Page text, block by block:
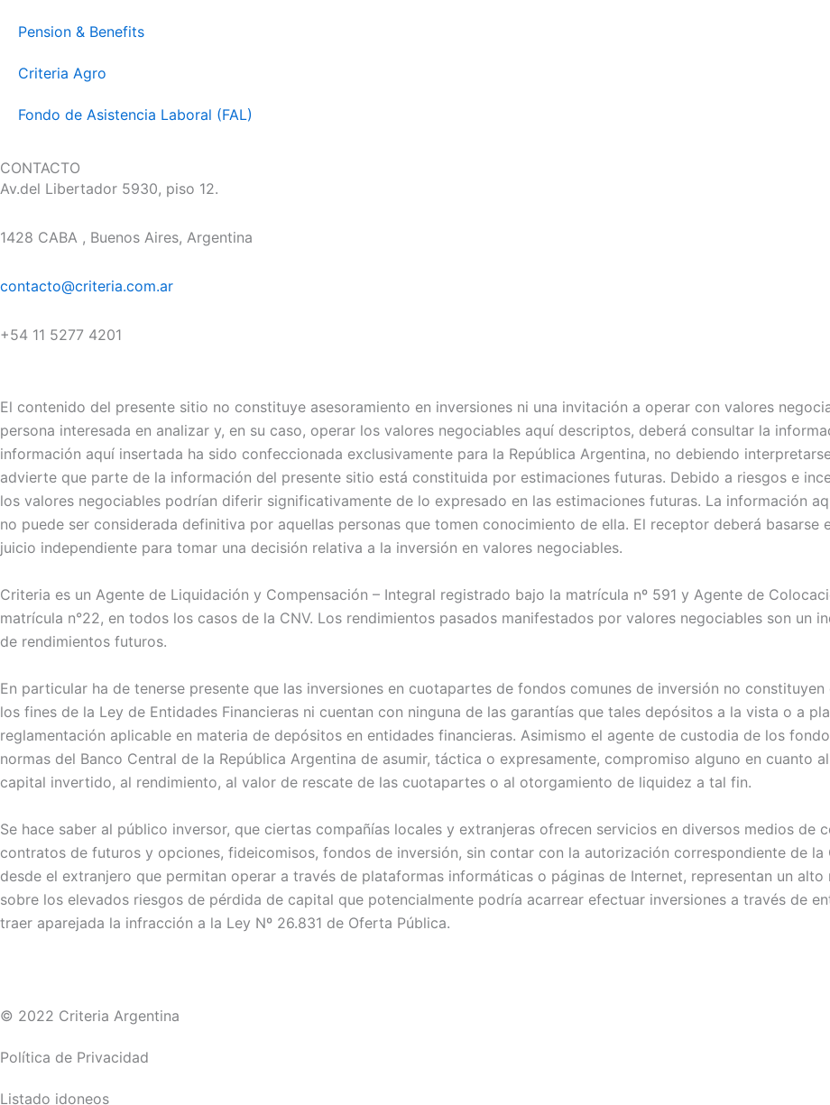
Pension & Benefits
Criteria Agro
Fondo de Asistencia Laboral (FAL)
CONTACTO
Av.del Libertador 5930, piso 12.
1428 CABA , Buenos Aires, Argentina
contacto@criteria.com.ar
+54 11 5277 4201
El contenido del presente sitio no constituye asesoramiento en inversiones ni una invitación a operar con valores
persona interesada en analizar y, en su caso, operar los valores negociables aquí descriptos, deberá consultar la
información aquí insertada ha sido confeccionada exclusivamente para la República Argentina, no debiendo
advierte que parte de la información del presente sitio está constituida por estimaciones futuras. Debido a riesgos e
los valores negociables podrían diferir significativamente de lo expresado en las estimaciones futuras. La información
no puede ser considerada definitiva por aquellas personas que tomen conocimiento de ella. El receptor deberá
juicio independiente para tomar una decisión relativa a la inversión en valores negociables.
Criteria es un Agente de Liquidación y Compensación – Integral registrado bajo la matrícula nº 591 y Agente de
matrícula n°22, en todos los casos de la CNV. Los rendimientos pasados manifestados por valores negociables son un
de rendimientos futuros.
En particular ha de tenerse presente que las inversiones en cuotapartes de fondos comunes de inversión no
los fines de la Ley de Entidades Financieras ni cuentan con ninguna de las garantías que tales depósitos a la vista o a
reglamentación aplicable en materia de depósitos en entidades financieras. Asimismo el agente de custodia de los
normas del Banco Central de la República Argentina de asumir, táctica o expresamente, compromiso alguno en cuanto
capital invertido, al rendimiento, al valor de rescate de las cuotapartes o al otorgamiento de liquidez a tal fin.
Se hace saber al público inversor, que ciertas compañías locales y extranjeras ofrecen servicios en diversos medios de
contratos de futuros y opciones, fideicomisos, fondos de inversión, sin contar con la autorización correspondiente de
desde el extranjero que permitan operar a través de plataformas informáticas o páginas de Internet, representan un
sobre los elevados riesgos de pérdida de capital que potencialmente podría acarrear efectuar inversiones a través de
traer aparejada la infracción a la Ley Nº 26.831 de Oferta Pública.
© 2022 Criteria Argentina
Política de Privacidad
Listado idoneos